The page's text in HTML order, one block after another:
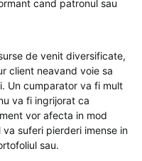
cand patronul sau
de venit diversificate,
client neavand voie sa
Un cumparator va fi mult
va fi ingrijorat ca
vor afecta in mod
suferi pierderi imense in
sau.